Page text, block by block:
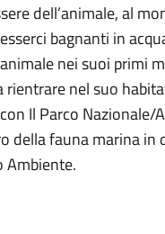
dell’animale, al
bagnanti in
nei suoi primi
rientrare nel suo
Il Parco Nazionale/
della fauna marina in
Ambiente.